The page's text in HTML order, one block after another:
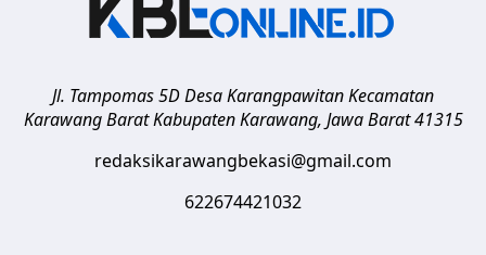
Jl. Tampomas 5D Desa Karangpawitan Kecamatan
Karawang Barat Kabupaten Karawang, Jawa Barat 41315
redaksikarawangbekasi@gmail.com
622674421032